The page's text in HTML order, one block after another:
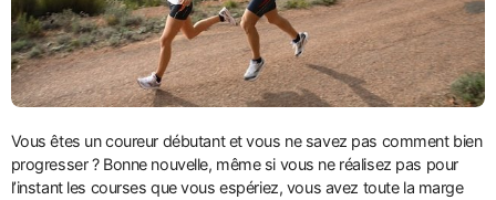
Vous êtes un coureur débutant et vous ne savez pas comment bien
progresser ? Bonne nouvelle, même si vous ne réalisez pas pour
l’instant les courses que vous espériez, vous avez toute la marge